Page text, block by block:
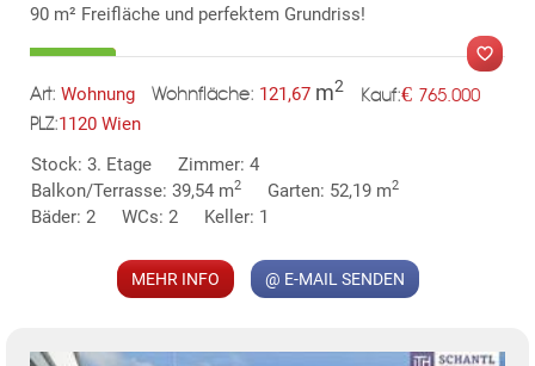
90 m² Freifläche und perfektem Grundriss!
Art: Wohnung Wohnfläche: 121,67 m2 Kauf:€ 765.000
PLZ:1120 Wien
Stock: 3. Etage
Zimmer: 4
Balkon/Terrasse: 39,54 m2 Garten: 52,19 m2
Bäder: 2 WCs: 2 Keller: 1
MEHR INFO @ E-MAIL SENDEN